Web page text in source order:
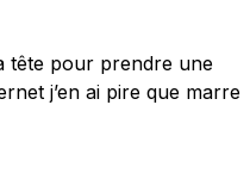
tête pour prendre une
j’en ai pire que marre